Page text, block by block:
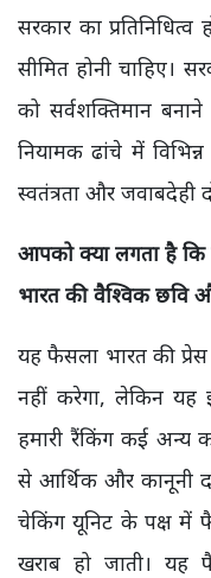
सरकार का
सीमित होनी चाहिए।
को सर्वशक्तिमान
नियामक ढांचे में विभिन्न
स्वतंत्रता और जवाबदेही
आपको क्या लगता है
भारत की वैश्विक छवि
यह फैसला भारत की
नहीं करेगा, लेकिन यह
हमारी रैंकिंग कई अन्य
से आर्थिक और कानूनी
चेकिंग यूनिट के पक्ष में
खराब हो जाती। यह